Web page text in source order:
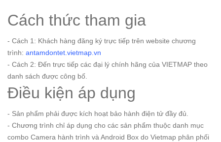
Cách thức tham gia
- Cách 1: Khách hàng đăng ký trực tiếp trên website chương
trình: antamdontet.vietmap.vn
- Cách 2: Đến trực tiếp các đại lý chính hãng của VIETMAP theo
danh sách được công bố.
Điều kiện áp dụng
- Sản phẩm phải được kích hoạt bảo hành điện tử đầy đủ.
- Chương trình chỉ áp dụng cho các sản phẩm thuộc danh mục
combo Camera hành trình và Android Box do Vietmap phân phối